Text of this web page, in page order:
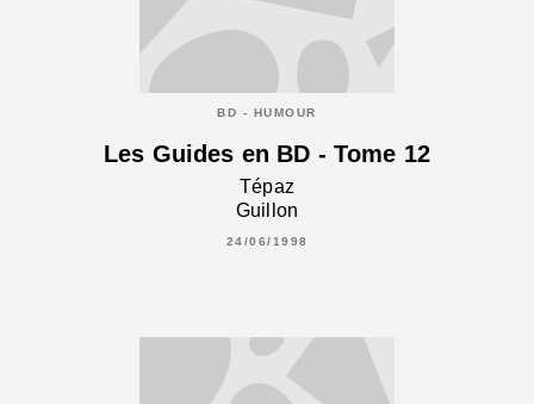
BD - HUMOUR
Les Guides en BD - Tome 12
Tépaz
Guillon
24/06/1998